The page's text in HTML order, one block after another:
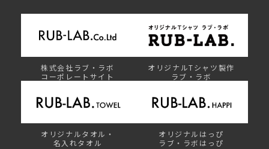
株式会社ラブ・ラボ
コーポレートサイト
オリジナルTシャツ製作
ラブ・ラボ
オリジナルタオル・
名入れタオル
オリジナルはっぴ
ラブ・ラボはっぴ